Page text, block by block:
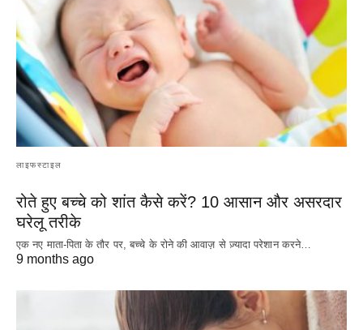
लाइफस्टाइल
रोते हुए बच्चे को शांत कैसे करें? 10 आसान और असरदार
घरेलू तरीके
एक नए माता-पिता के तौर पर, बच्चे के रोने की आवाज़ से ज़्यादा परेशान करने…
9 months ago